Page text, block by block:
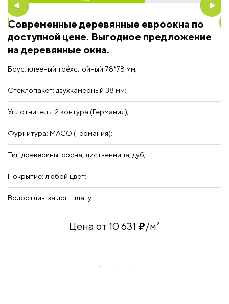
Алюминиевый защитный водоотлив на раме;
Алюминиевый оклад со стороны улицы.
Цена от 34 844
Современные деревянные евроокна по
доступной цене. Выгодное предложение
на деревянные окна.
Брус: клееный трёхслойный 78*78 мм;
Стеклопакет: двухкамерный 38 мм;
Уплотнитель: 2 контура (Германия);
Фурнитура: MACO (Германия);
Тип древесины: сосна, лиственница, дуб;
Покрытие: любой цвет;
Водоотлив: за доп. плату.
Цена от 10 631 ₽/м²
оклад со стороны улицы.
Цена от 38 613₽/м²